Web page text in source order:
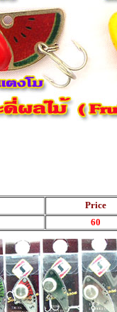
Price
60